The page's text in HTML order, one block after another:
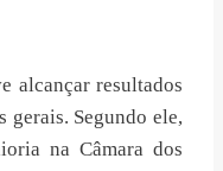
alcançar resultados
gerais. Segundo ele,
na Câmara dos